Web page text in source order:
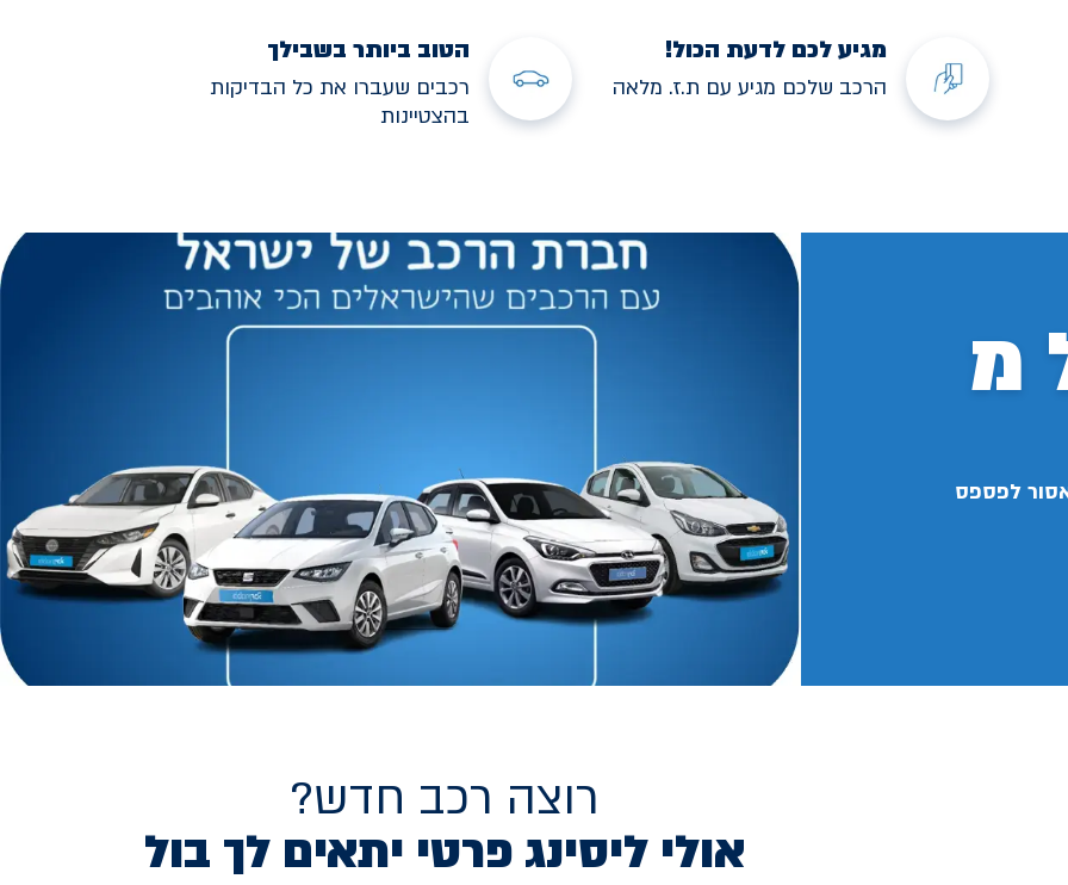
מגיע לכם לדעת הכול!
הרכב שלכם מגיע עם ת.ז. מלאה
הטוב ביותר בשבילך
רכבים שעברו את כל הבדיקות
בהצטיינות
מ
לפספס
רוצה רכב חדש?
אולי ליסינג פרטי יתאים לך בול